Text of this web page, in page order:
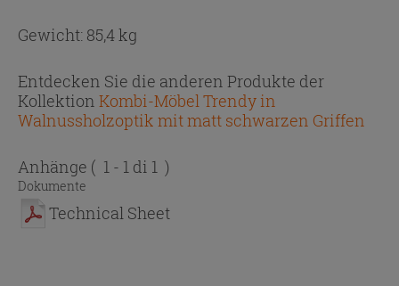
Gewicht: 85,4 kg
Entdecken Sie die anderen Produkte der
Kollektion Kombi-Möbel Trendy in
Walnussholzoptik mit matt schwarzen Griffen
Anhänge ( 1 - 1 di 1 )
Dokumente
Technical Sheet